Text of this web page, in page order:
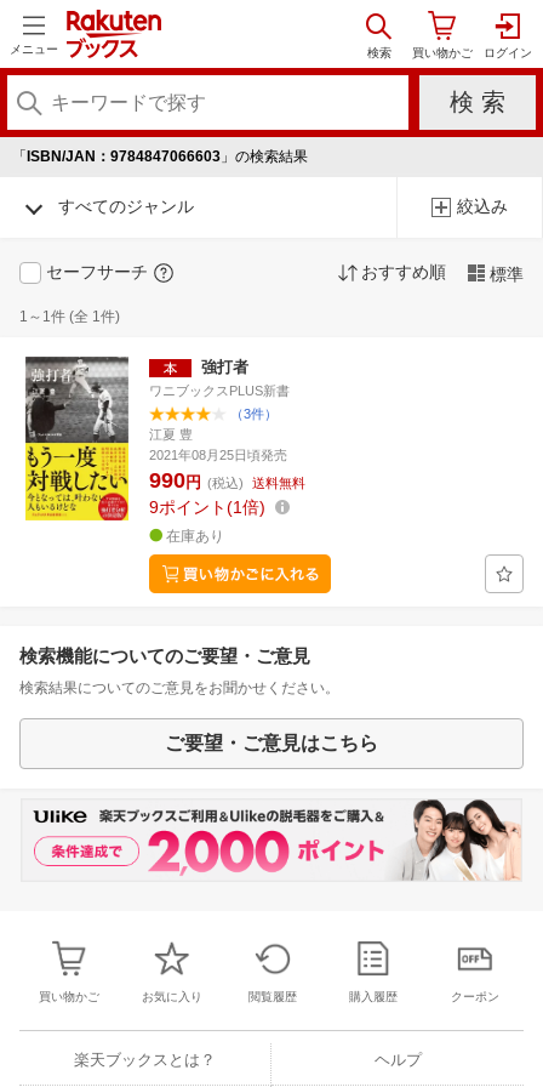
メニュー
「 ISBN/JAN：9784847066603 」の検索結果
すべてのジャンル 絞込み
セーフサーチ おすすめ順 標準
1～1件 (全 1件)
強打者
ワニブックスPLUS新書
（3件）
江夏 豊
2021年08月25日頃発売
990円 (税込) 送料無料
9ポイント 1倍
在庫あり
検索機能についてのご要望・ご意見
検索結果についてのご意見をお聞かせください。
ご要望・ご意見はこちら
買い物かご お気に入り 閲覧履歴 購入履歴 クーポン
楽天ブックスとは？ ヘルプ